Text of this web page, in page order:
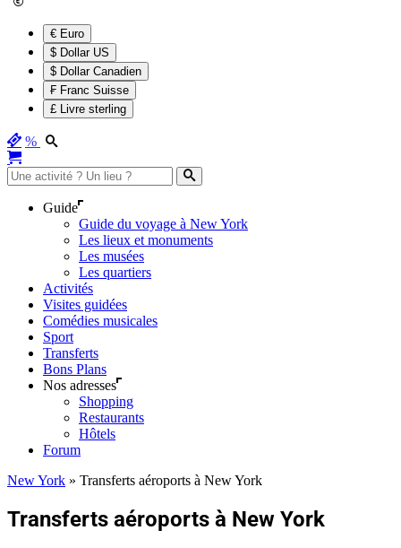
€ Euro
$ Dollar US
$ Dollar Canadien
₣ Franc Suisse
£ Livre sterling
%
Guide
Guide du voyage à New York
Les lieux et monuments
Les musées
Les quartiers
Activités
Visites guidées
Comédies musicales
Sport
Transferts
Bons Plans
Nos adresses
Shopping
Restaurants
Hôtels
Forum
New York » Transferts aéroports à New York
Transferts aéroports à New York